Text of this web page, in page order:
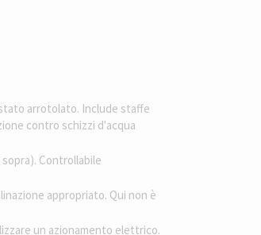
arrotolato. Include staffe
contro schizzi d'acqua
Controllabile
appropriato. Qui non è
un azionamento elettrico.